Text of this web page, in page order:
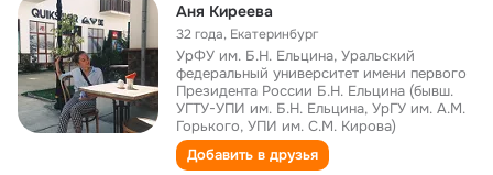
Аня Киреева
32 года, Екатеринбург
УрФУ им. Б.Н. Ельцина, Уральский
федеральный университет имени первого
Президента России Б.Н. Ельцина (бывш.
УГТУ-УПИ им. Б.Н. Ельцина, УрГУ им. А.М.
Горького, УПИ им. С.М. Кирова)
Добавить в друзья